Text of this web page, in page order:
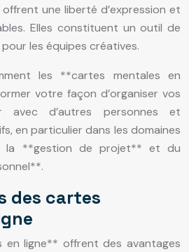
une liberté d’expression et
Elles constituent un outil de
les équipes créatives.
les **cartes mentales en
votre façon d’organiser vos
avec d’autres personnes et
en particulier dans les domaines
la **gestion de projet** et du
des cartes
en ligne** offrent des avantages